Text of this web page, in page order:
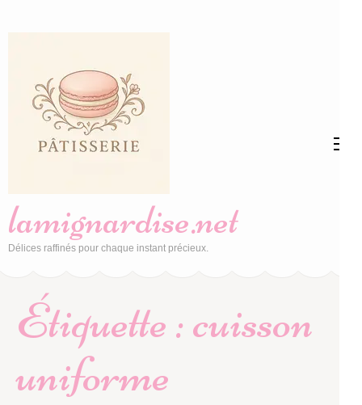
(Pressez
Entrée)
lamignardise.net
Délices raffinés pour chaque instant précieux.
Étiquette :cuisson
uniforme